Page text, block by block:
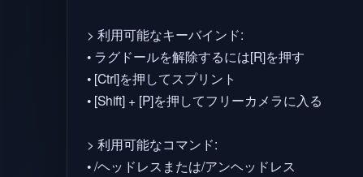
> 利用可能なキーバインド:
• ラグドールを解除するには[R]を押す
• [Ctrl]を押してスプリント
• [Shift] + [P]を押してフリーカメラに入る
> 利用可能なコマンド:
• /ヘッドレスまたは/アンヘッドレス